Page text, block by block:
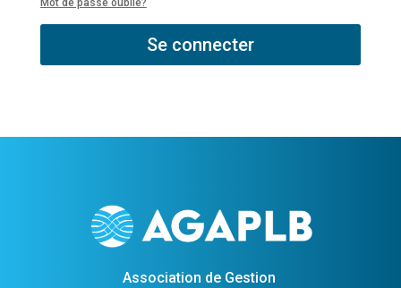
Mot de passe oublié?
Se connecter
Association de Gestion